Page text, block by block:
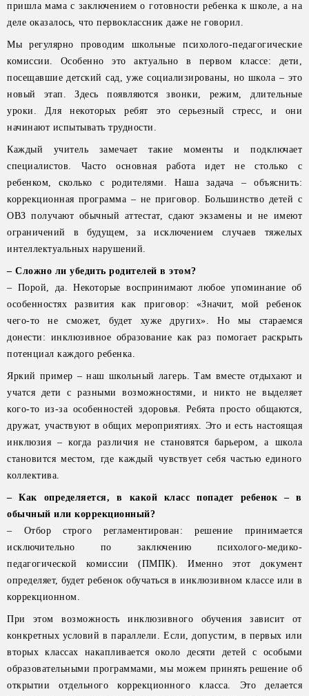
пришла мама с заключением о готовности ребенка к школе, а на
деле оказалось, что первоклассник даже не говорил.
Мы регулярно проводим школьные психолого-педагогические
комиссии. Особенно это актуально в первом классе: дети,
посещавшие детский сад, уже социализированы, но школа – это
новый этап. Здесь появляются звонки, режим, длительные
уроки. Для некоторых ребят это серьезный стресс, и они
начинают испытывать трудности.
Каждый учитель замечает такие моменты и подключает
специалистов. Часто основная работа идет не столько с
ребенком, сколько с родителями. Наша задача – объяснить:
коррекционная программа – не приговор. Большинство детей с
ОВЗ получают обычный аттестат, сдают экзамены и не имеют
ограничений в будущем, за исключением случаев тяжелых
интеллектуальных нарушений.
– Сложно ли убедить родителей в этом?
– Порой, да. Некоторые воспринимают любое упоминание об
особенностях развития как приговор: «Значит, мой ребенок
чего-то не сможет, будет хуже других». Но мы стараемся
донести: инклюзивное образование как раз помогает раскрыть
потенциал каждого ребенка.
Яркий пример – наш школьный лагерь. Там вместе отдыхают и
учатся дети с разными возможностями, и никто не выделяет
кого-то из-за особенностей здоровья. Ребята просто общаются,
дружат, участвуют в общих мероприятиях. Это и есть настоящая
инклюзия – когда различия не становятся барьером, а школа
становится местом, где каждый чувствует себя частью единого
коллектива.
– Как определяется, в какой класс попадет ребенок – в
обычный или коррекционный?
– Отбор строго регламентирован: решение принимается
исключительно по заключению психолого-медико-
педагогической комиссии (ПМПК). Именно этот документ
определяет, будет ребенок обучаться в инклюзивном классе или в
коррекционном.
При этом возможность инклюзивного обучения зависит от
конкретных условий в параллели. Если, допустим, в первых или
вторых классах накапливается около десяти детей с особыми
образовательными программами, мы можем принять решение об
открытии отдельного коррекционного класса. Это делается